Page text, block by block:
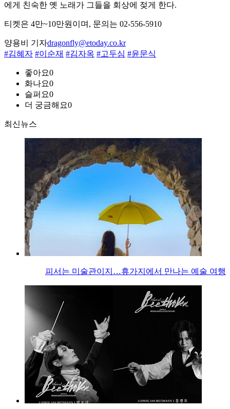
에게 친숙한 옛 노래가 그들을 회상에 젖게 한다.
티켓은 4만~10만원이며, 문의는 02-556-5910
양용비 기자dragonfly@etoday.co.kr
#김혜자 #이순재 #김자옥 #고두심 #윤문식
좋아요0
화나요0
슬퍼요0
더 궁금해요0
최신뉴스
피서는 미술관이지…휴가지에서 만나는 예술 여행